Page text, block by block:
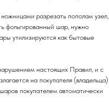
разрезать пополам узел,
фольгированный шар, нужно
утилизируются как бытовые
настоящих Правил, и с
на покупателя (владельца)
покупателем автоматически